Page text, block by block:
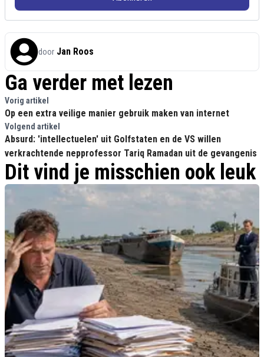
door Jan Roos
Ga verder met lezen
Vorig artikel
Op een extra veilige manier gebruik maken van internet
Volgend artikel
Absurd: 'intellectuelen' uit Golfstaten en de VS willen
verkrachtende nepprofessor Tariq Ramadan uit de gevangenis
Dit vind je misschien ook leuk